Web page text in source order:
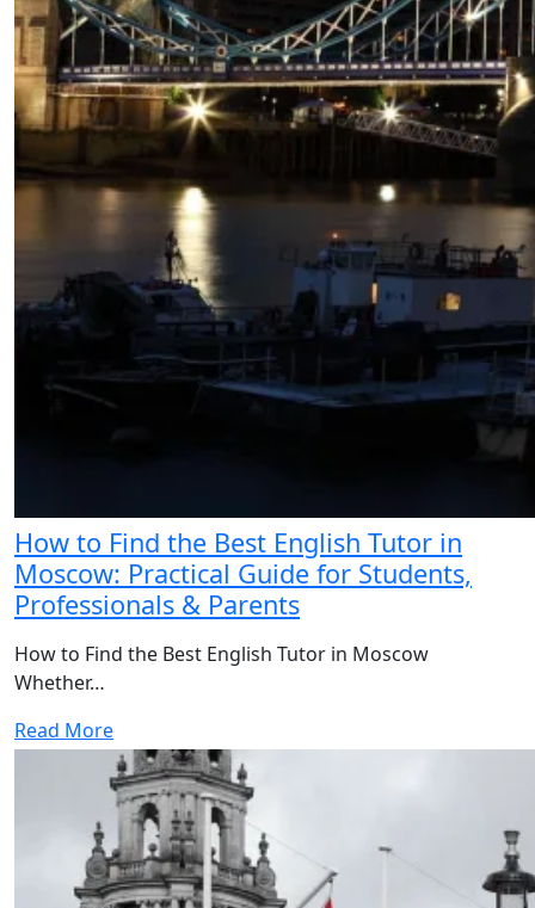
How to Find the Best English Tutor in
Moscow: Practical Guide for Students,
Professionals & Parents
How to Find the Best English Tutor in Moscow
Whether…
Read More